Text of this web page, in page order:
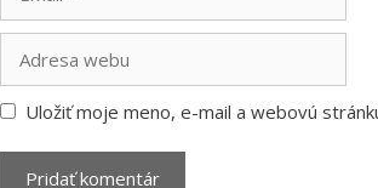
webu
Uložiť moje meno, e-mail a webovú